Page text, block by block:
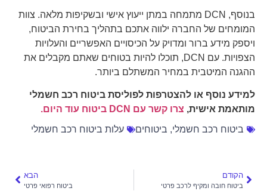
בנוסף, DCN מתמחה במתן ייעוץ אישי ובשקיפות מלאה. צוות
המומחים של החברה ילווה אתכם בתהליך בחירת הביטוח,
ויספק מידע ברור ומדויק על הכיסויים האפשריים והעלויות
הצפויות. עם DCN, תוכלו להיות בטוחים שאתם מקבלים את
ההגנה המיטבית במחיר המשתלם ביותר.
למידע נוסף או להצטרפות לפוליסת ביטוח רכב חשמלי
מותאמת אישית, צרו קשר עם DCN ביטוח עוד היום.
ביטוח רכב חשמלי, ביטוחים עלות ביטוח רכב חשמלי
הקודם
ביטוח חובה ומקיף לרכב פרטי
הבא
ביטוח רפואי פרטי